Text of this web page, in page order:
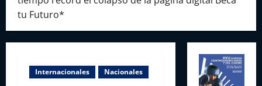
tu Futuro*
Internacionales Nacionales